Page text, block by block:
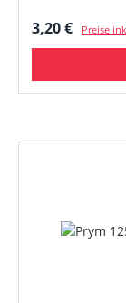
Regulärer
3,20 € Preise